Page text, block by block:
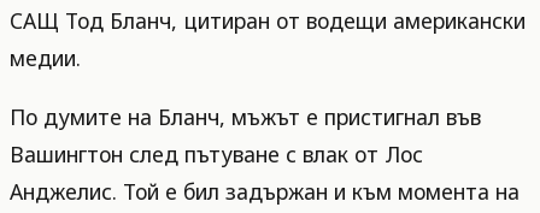
САЩ Тод Бланч, цитиран от водещи американски
медии.
По думите на Бланч, мъжът е пристигнал във
Вашингтон след пътуване с влак от Лос
Анджелис. Той е бил задържан и към момента на